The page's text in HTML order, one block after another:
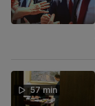
57 min